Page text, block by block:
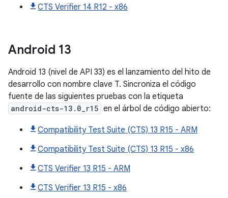
CTS Verifier 14 R12 - x86
Android 13
Android 13 (nivel de API 33) es el lanzamiento del hito de
desarrollo con nombre clave T. Sincroniza el código
fuente de las siguientes pruebas con la etiqueta
android-cts-13.0_r15 en el árbol de código abierto:
Compatibility Test Suite (CTS) 13 R15 - ARM
Compatibility Test Suite (CTS) 13 R15 - x86
CTS Verifier 13 R15 - ARM
CTS Verifier 13 R15 - x86